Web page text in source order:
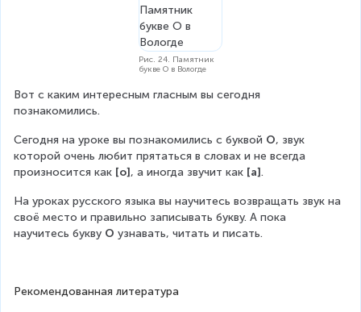
Рис. 24. Памятник
букве О в Вологде
Вот с каким интересным гласным вы сегодня
познакомились.
Сегодня на уроке вы познакомились с буквой О, звук
которой очень любит прятаться в словах и не всегда
произносится как [о], а иногда звучит как [а].
На уроках русского языка вы научитесь возвращать звук на
своё место и правильно записывать букву. А пока
научитесь букву О узнавать, читать и писать.
Рекомендованная литература